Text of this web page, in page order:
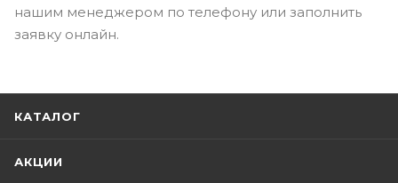
нашим менеджером по телефону или заполнить
заявку онлайн.
КАТАЛОГ
АКЦИИ